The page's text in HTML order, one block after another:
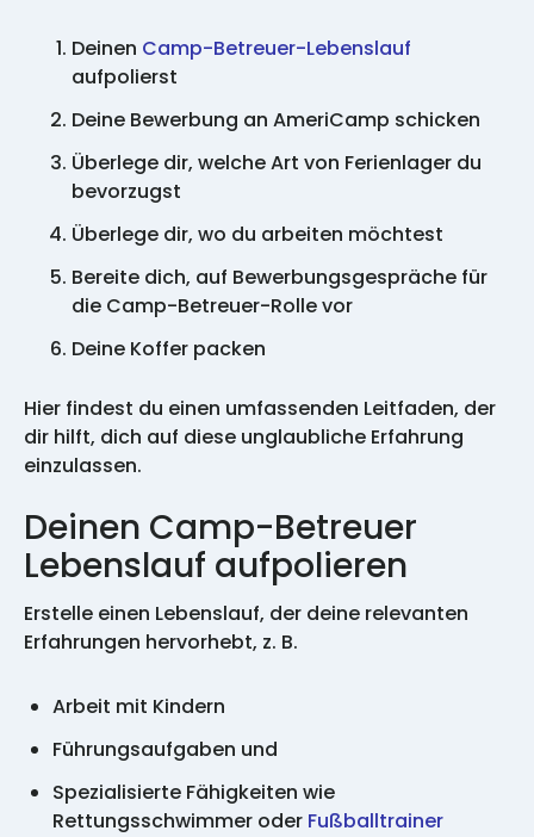
Deinen Camp-Betreuer-Lebenslauf
aufpolierst
Deine Bewerbung an AmeriCamp schicken
Überlege dir, welche Art von Ferienlager du
bevorzugst
Überlege dir, wo du arbeiten möchtest
Bereite dich, auf Bewerbungsgespräche für
die Camp-Betreuer-Rolle vor
Deine Koffer packen
Hier findest du einen umfassenden Leitfaden, der
dir hilft, dich auf diese unglaubliche Erfahrung
einzulassen.
Deinen Camp-Betreuer
Lebenslauf aufpolieren
Erstelle einen Lebenslauf, der deine relevanten
Erfahrungen hervorhebt, z. B.
Arbeit mit Kindern
Führungsaufgaben und
Spezialisierte Fähigkeiten wie
Rettungsschwimmer oder Fußballtrainer